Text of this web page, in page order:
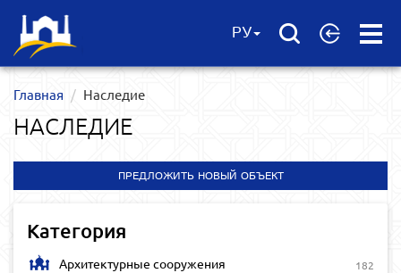
Open
РУ
Главная Наследие
НАСЛЕДИЕ
ПРЕДЛОЖИТЬ НОВЫЙ ОБЪЕКТ
Категория
Архитектурные сооружения 182